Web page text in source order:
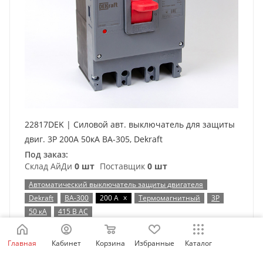
22817DEK | Силовой авт. выключатель для защиты
двиг. 3P 200А 50кА ВА-305, Dekraft
Под заказ:
Склад АйДи 0 шт Поставщик 0 шт
Автоматический выключатель защиты двигателя
Dekraft
ВА-300 200 А x Термомагнитный
3P
50 кА
415 В AC
27 511 /шт
Главная Кабинет Корзина Избранные Каталог